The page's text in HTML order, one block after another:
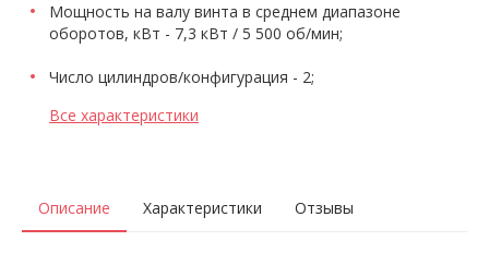
Мощность на валу винта в среднем диапазоне
оборотов, кВт - 7,3 кВт / 5 500 об/мин;
Число цилиндров/конфигурация - 2;
Все характеристики
Описание Характеристики Отзывы